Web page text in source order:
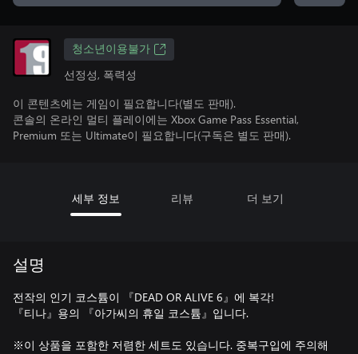
청소년이용불가
선정성, 폭력성
이 콘텐츠에는 게임이 필요합니다(별도 판매).
콘솔의 온라인 멀티 플레이에는 Xbox Game Pass Essential,
Premium 또는 Ultimate이 필요합니다(구독은 별도 판매).
세부 정보 리뷰 더 보기
설명
전작의 인기 코스튬이 『DEAD OR ALIVE 6』에 복각!
『티나』용의 『아가씨의 휴일 코스튬』입니다.
※이 상품을 포함한 저렴한 세트도 있습니다. 중복구입에 주의해